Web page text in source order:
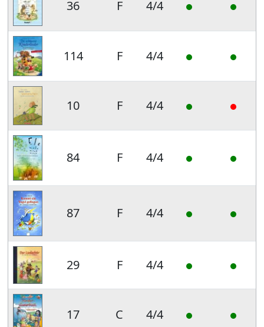
36 F 4/4
114 F 4/4
10 F 4/4
84 F 4/4
87 F 4/4
29 F 4/4
17 C 4/4